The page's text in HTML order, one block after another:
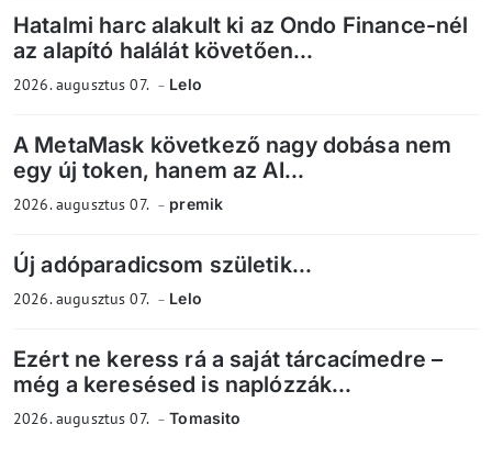
Hatalmi harc alakult ki az Ondo Finance-nél
az alapító halálát követően...
2026. augusztus 07. Lelo
A MetaMask következő nagy dobása nem
egy új token, hanem az AI...
2026. augusztus 07. premik
Új adóparadicsom születik...
2026. augusztus 07. Lelo
Ezért ne keress rá a saját tárcacímedre –
még a keresésed is naplózzák...
2026. augusztus 07. Tomasito